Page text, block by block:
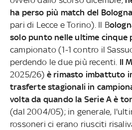
ha perso più match del
pari di Lecce e Torino). Il B
solo punto nelle ultime cinque
campionato (1-1 contro il
perdendo le due più recenti. Il
2025/26) è rimasto imbattuto
trasferte stagionali in
volta da quando la Serie A è
(dal 2004/05); in generale,
rossoneri ci erano riusciti